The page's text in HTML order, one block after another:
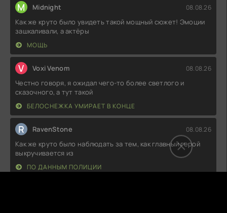
M Midnight 08.08.26
Как же круто было увидеть такой мощный сюжет! Эмоции
зашкаливали, а актёры
МОЩЬ
V Voxi Venom 08.08.26
Честно говоря, я ожидал чего-то более светлого и
сказочного, а тут такой
БЕЛОСНЕЖКА УМИРАЕТ В КОНЦЕ
R RavenStone 08.08.26
Как же круто было наблюдать за тем, как главный герой
выкручивается из
ПО ДАННЫМ ПОЛИЦИИ